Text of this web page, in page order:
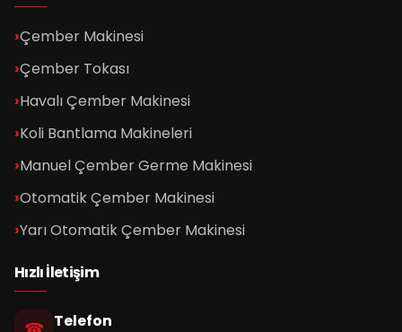
Çember Makinesi
Çember Tokası
Havalı Çember Makinesi
Koli Bantlama Makineleri
Manuel Çember Germe Makinesi
Otomatik Çember Makinesi
Yarı Otomatik Çember Makinesi
Hızlı İletişim
Telefon